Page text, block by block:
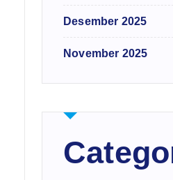
Desember 2025
November 2025